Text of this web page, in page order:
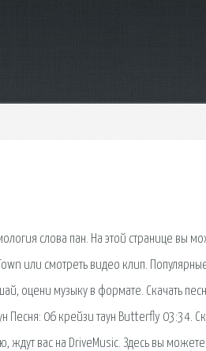
слова пан. На этой странице вы
или смотреть видео клип.
оцени музыку в формате. Скачать
Песня: 06 крейзи таун Butterfly 03:34.
ждут вас на DriveMusic. Здесь вы можете